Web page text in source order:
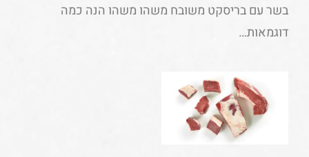
בשר עם בריסקט משובח משהו משהו הנה כמה
דוגמאות…